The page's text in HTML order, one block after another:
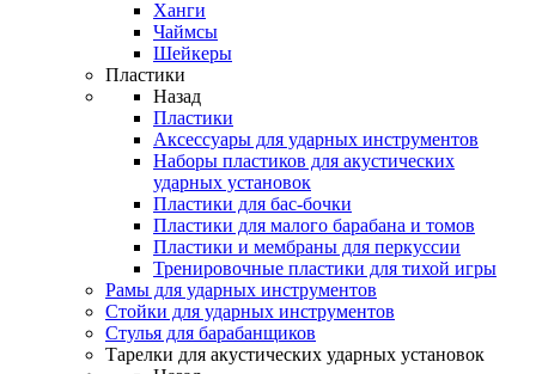
Ханги
Чаймсы
Шейкеры
Пластики
Назад
Пластики
Аксессуары для ударных инструментов
Наборы пластиков для акустических
ударных установок
Пластики для бас-бочки
Пластики для малого барабана и томов
Пластики и мембраны для перкуссии
Тренировочные пластики для тихой игры
Рамы для ударных инструментов
Стойки для ударных инструментов
Стулья для барабанщиков
Тарелки для акустических ударных установок